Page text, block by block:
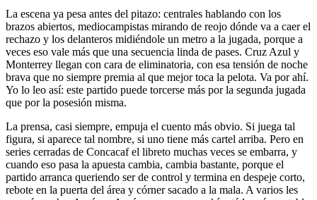
La escena ya pesa antes del pitazo: centrales hablando con los
brazos abiertos, mediocampistas mirando de reojo dónde va a caer el
rechazo y los delanteros midiéndole un metro a la jugada, porque a
veces eso vale más que una secuencia linda de pases. Cruz Azul y
Monterrey llegan con cara de eliminatoria, con esa tensión de noche
brava que no siempre premia al que mejor toca la pelota. Va por ahí.
Yo lo leo así: este partido puede torcerse más por la segunda jugada
que por la posesión misma.
La prensa, casi siempre, empuja el cuento más obvio. Si juega tal
figura, si aparece tal nombre, si uno tiene más cartel arriba. Pero en
series cerradas de Concacaf el libreto muchas veces se embarra, y
cuando eso pasa la apuesta cambia, cambia bastante, porque el
partido arranca queriendo ser de control y termina en despeje corto,
rebote en la puerta del área y córner sacado a la mala. A varios les